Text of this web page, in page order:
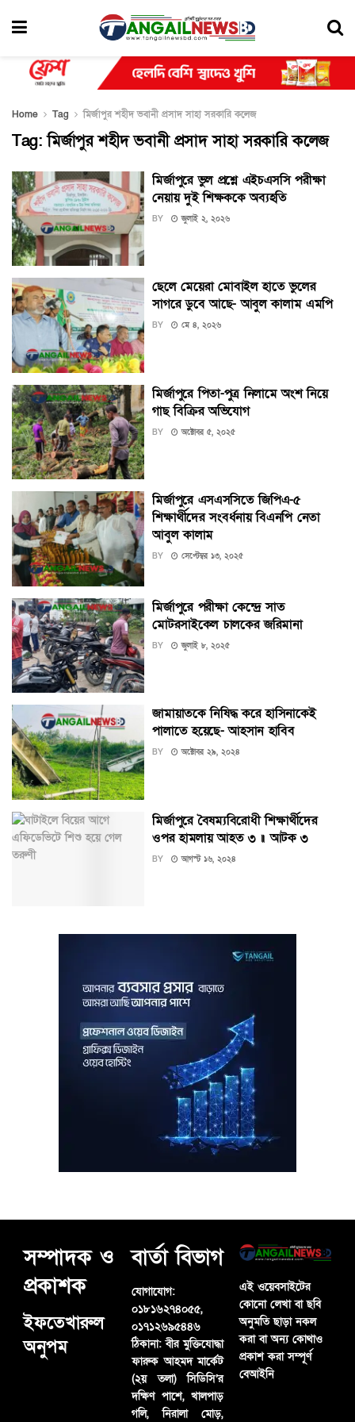
Home Tag মির্জাপুর শহীদ ভবানী প্রসাদ সাহা সরকারি কলেজ
Tag:মির্জাপুর শহীদ ভবানী প্রসাদ সাহা সরকারি কলেজ
মির্জাপুরে ভুল প্রশ্নে এইচএসসি পরীক্ষা
নেয়ায় দুই শিক্ষককে অব্যহতি
BY জুলাই ২, ২০২৬
ছেলে মেয়েরা মোবাইল হাতে ভুলের
সাগরে ডুবে আছে- আবুল কালাম এমপি
BY মে ৪, ২০২৬
মির্জাপুরে পিতা-পুত্র নিলামে অংশ নিয়ে
গাছ বিক্রির অভিযোগ
BY অক্টোবর ৫, ২০২৫
মির্জাপুরে এসএসসিতে জিপিএ-৫
শিক্ষার্থীদের সংবর্ধনায় বিএনপি নেতা
আবুল কালাম
BY সেপ্টেম্বর ১৩, ২০২৫
মির্জাপুরে পরীক্ষা কেন্দ্রে সাত
মোটরসাইকেল চালকের জরিমানা
BY জুলাই ৮, ২০২৫
জামায়াতকে নিষিদ্ধ করে হাসিনাকেই
পালাতে হয়েছে- আহসান হাবিব
BY অক্টোবর ২৯, ২০২৪
মির্জাপুরে বৈষম্যবিরোধী শিক্ষার্থীদের
ওপর হামলায় আহত ৩ ॥ আটক ৩
BY আগস্ট ১৬, ২০২৪
সম্পাদক ও
প্রকাশক
ইফতেখারুল
অনুপম
বার্তা বিভাগ
যোগাযোগ:
০১৮১৬২৭৪০৫৫,
০১৭১২৬৯৫৪৪৬
ঠিকানা:বীর মুক্তিযোদ্ধা
ফারুক আহমদ মার্কেট
(২য় তলা) সিডিসি’র
দক্ষিণ পাশে, খালপাড়
গলি, নিরালা মোড়,
এই ওয়েবসাইটের
কোনো লেখা বা ছবি
অনুমতি ছাড়া নকল
করা বা অন্য কোথাও
প্রকাশ করা সম্পূর্ণ
বেআইনি